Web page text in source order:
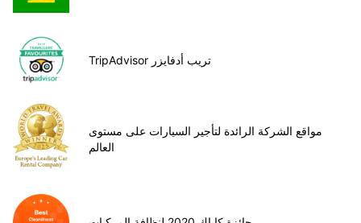
TripAdvisor تريب أدفايزر
مواقع الشركة الرائدة لتأجير السيارات على مستوى
العالم